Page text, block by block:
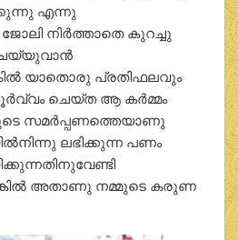
എന്നു
നിര്‍ത്താതെ കുറച്ചു
യാതൊരു പ്രതിഫലവും
ചെയ്ത ആ കര്‍മ്മം
സമര്‍പ്പണത്തെയാണു
ലഭിക്കുന്ന പണം
അതാണു നമ്മുടെ കരുണ